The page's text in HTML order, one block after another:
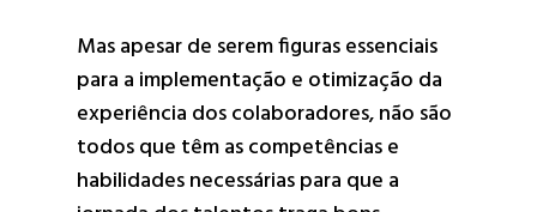
Mas apesar de serem figuras essenciais
para a implementação e otimização da
experiência dos colaboradores, não são
todos que têm as competências e
habilidades necessárias para que a